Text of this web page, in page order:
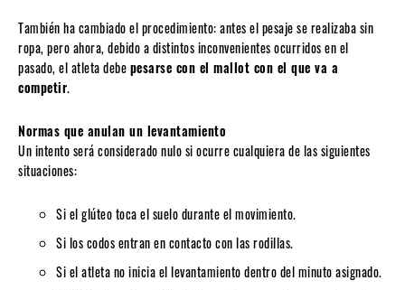
También ha cambiado el procedimiento: antes el pesaje se realizaba sin
ropa, pero ahora, debido a distintos inconvenientes ocurridos en el
pasado, el atleta debepesarse con el mallot con el que va a
competir.
Normas que anulan un levantamiento
Un intento será considerado nulo si ocurre cualquiera de las siguientes
situaciones:
Si el glúteo toca el suelo durante el movimiento.
Si los codos entran en contacto con las rodillas.
Si el atleta no inicia el levantamiento dentro del minuto asignado.